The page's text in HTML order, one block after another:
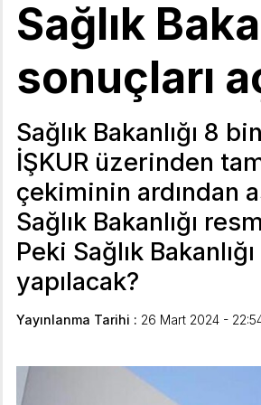
Sağlık
sonuçları
Sağlık Bakanlığı 8
İŞKUR üzerinden
çekiminin ardından
Sağlık Bakanlığı
Peki Sağlık
yapılacak?
Yayınlanma Tarihi : 26 Mart 2024 -